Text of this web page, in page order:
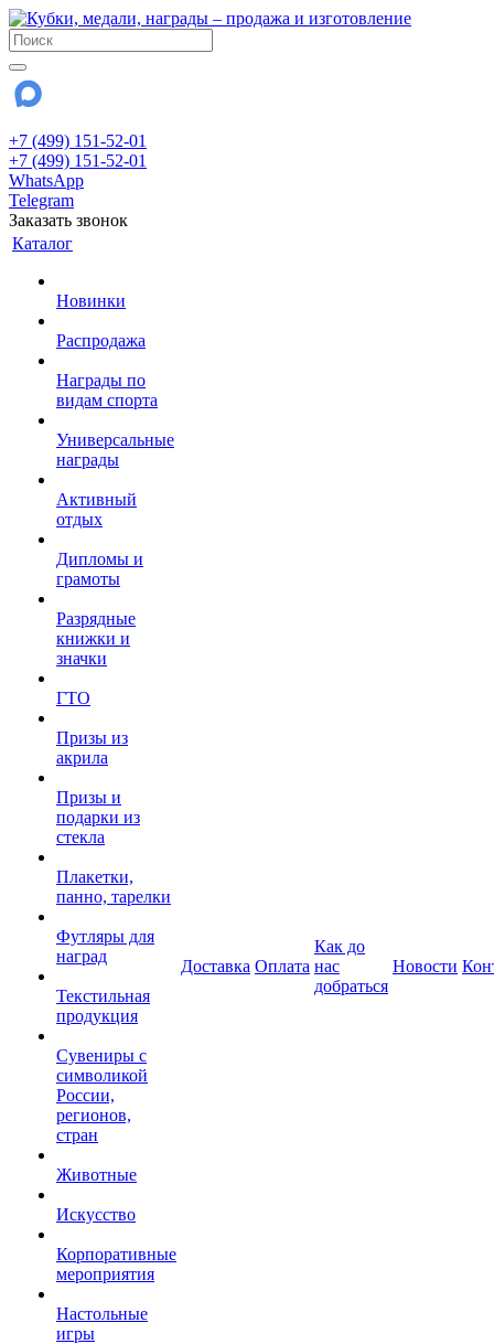
+7 (499) 151-52-01
+7 (499) 151-52-01
WhatsApp
Telegram
Заказать звонок
Каталог
Новинки
Распродажа
Награды по
видам спорта
Универсальные
награды
Активный
отдых
Дипломы и
грамоты
Разрядные
книжки и
значки
ГТО
Призы из
акрила
Призы и
подарки из
стекла
Плакетки,
панно, тарелки
Футляры для
наград
Текстильная
продукция
Сувениры с
символикой
России,
регионов,
стран
Животные
Искусство
Корпоративные
мероприятия
Настольные
игры
Доставка Оплата
Как до
нас
добраться
Новости